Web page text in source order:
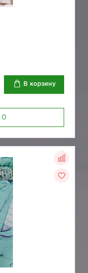
В корзину
0